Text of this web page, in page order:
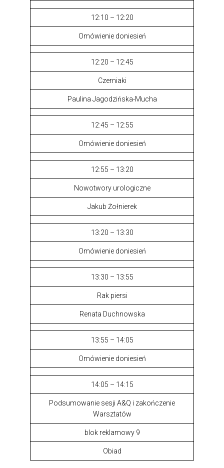
12:10 – 12:20
Omówienie doniesień
12:20 – 12:45
Czerniaki
Paulina Jagodzińska-Mucha
12:45 – 12:55
Omówienie doniesień
12:55 – 13:20
Nowotwory urologiczne
Jakub Żołnierek
13:20 – 13:30
Omówienie doniesień
13:30 – 13:55
Rak piersi
Renata Duchnowska
13:55 – 14:05
Omówienie doniesień
14:05 – 14:15
Podsumowanie sesji A&Q i zakończenie
Warsztatów
blok reklamowy 9
Obiad